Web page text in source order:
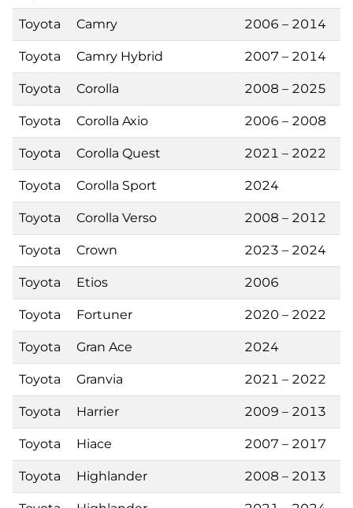
Toyota Camry 2006 – 2014
Toyota Camry Hybrid 2007 – 2014
Toyota Corolla 2008 – 2025
Toyota Corolla Axio 2006 – 2008
Toyota Corolla Quest 2021 – 2022
Toyota Corolla Sport 2024
Toyota Corolla Verso 2008 – 2012
Toyota Crown 2023 – 2024
Toyota Etios 2006
Toyota Fortuner 2020 – 2022
Toyota Gran Ace 2024
Toyota Granvia 2021 – 2022
Toyota Harrier 2009 – 2013
Toyota Hiace 2007 – 2017
Toyota Highlander 2008 – 2013